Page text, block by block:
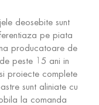
deosebite sunt
pe piata
producatoare de
peste 15 ani in
proiecte complete
sunt aliniate cu
la comanda